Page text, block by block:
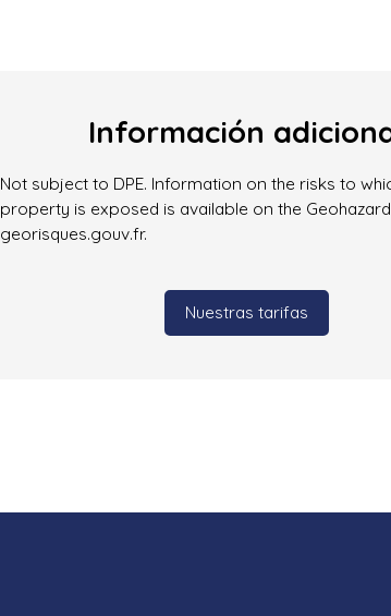
Información
Not subject to DPE. Information on the risks to
property is exposed is available on the
georisques.gouv.fr.
Nuestras tarifas